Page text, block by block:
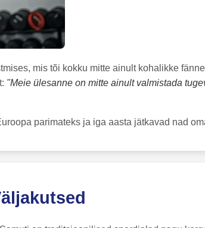
mis tõi kokku mitte ainult kohalikke
"Meie ülesanne on mitte ainult valmistada
parimateks ja iga aasta jätkavad nad